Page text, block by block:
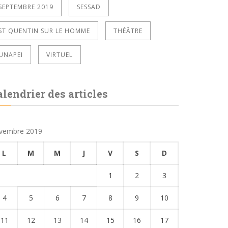
2019 SESSAD
QUENTIN SUR LE HOMME THÉÂTRE
VIRTUEL
des articles
2019
L M M J V S D
1 2 3
4 5 6 7 8 9 10
11 12 13 14 15 16 17